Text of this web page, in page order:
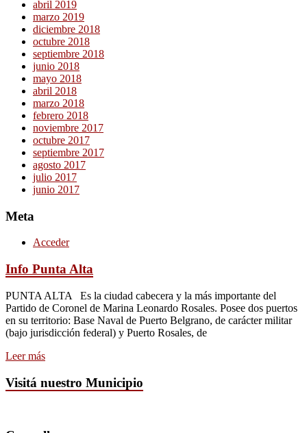
abril 2019
marzo 2019
diciembre 2018
octubre 2018
septiembre 2018
junio 2018
mayo 2018
abril 2018
marzo 2018
febrero 2018
noviembre 2017
octubre 2017
septiembre 2017
agosto 2017
julio 2017
junio 2017
Meta
Acceder
Info Punta Alta
PUNTA ALTA Es la ciudad cabecera y la más importante del
Partido de Coronel de Marina Leonardo Rosales. Posee dos puertos
en su territorio: Base Naval de Puerto Belgrano, de carácter militar
(bajo jurisdicción federal) y Puerto Rosales, de
Leer más
Visitá nuestro Municipio